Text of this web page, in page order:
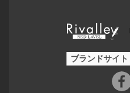
ブランドサイト